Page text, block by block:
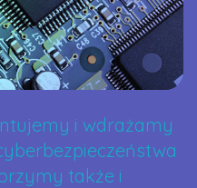
i wdrażamy
także i